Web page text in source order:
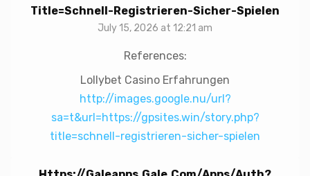
Title=schnell-Registrieren-Sicher-Spielen
July 15, 2026 at 12:21 am
References:
Lollybet Casino Erfahrungen
http://images.google.nu/url?
sa=t&url=https://gpsites.win/story.php?
title=schnell-registrieren-sicher-spielen